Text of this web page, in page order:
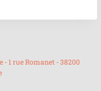
- 1 rue Romanet - 38200